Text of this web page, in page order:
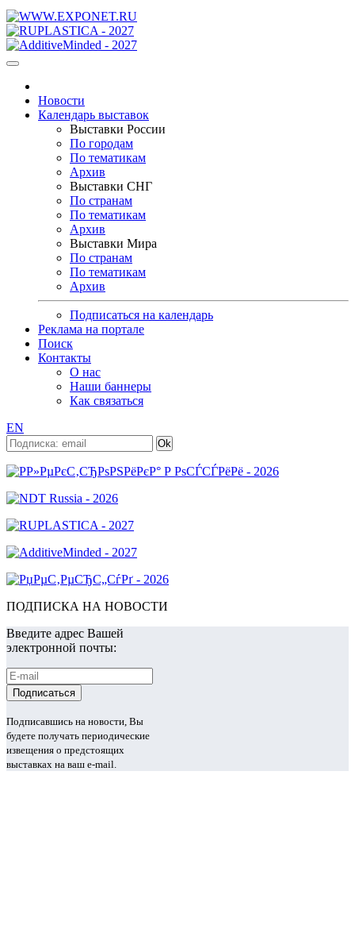
Новости
Календарь выставок
Выставки России
По городам
По тематикам
Архив
Выставки СНГ
По странам
По тематикам
Архив
Выставки Мира
По странам
По тематикам
Архив
Подписаться на календарь
Реклама на портале
Поиск
Контакты
О нас
Наши баннеры
Как связаться
EN
ПОДПИСКА НА НОВОСТИ
Введите адрес Вашей
электронной почты:
Подписавшись на новости, Вы
будете получать периодические
извещения о предстоящих
выставках на ваш e-mail.